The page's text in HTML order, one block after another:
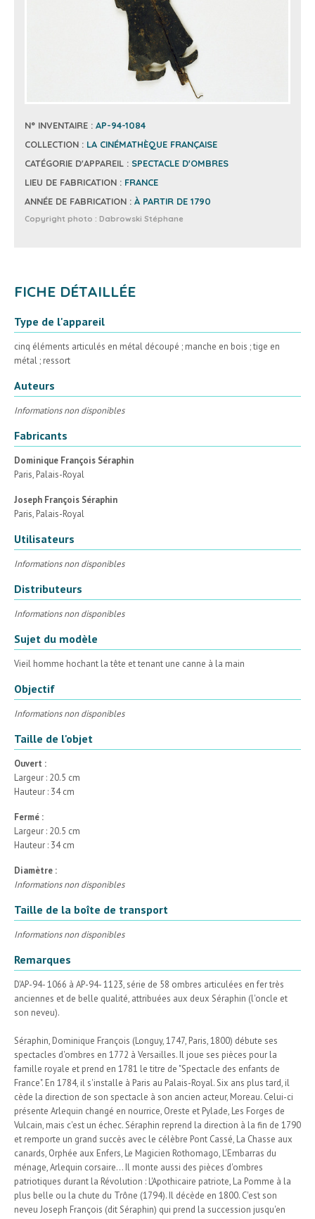
N° INVENTAIRE : AP-94-1084
COLLECTION : LA CINÉMATHÈQUE FRANÇAISE
CATÉGORIE D'APPAREIL : SPECTACLE D'OMBRES
LIEU DE FABRICATION : FRANCE
ANNÉE DE FABRICATION : À PARTIR DE 1790
Copyright photo : Dabrowski Stéphane
FICHE DÉTAILLÉE
Type de l'appareil
cinq éléments articulés en métal découpé ; manche en bois ; tige en
métal ; ressort
Auteurs
Informations non disponibles
Fabricants
Dominique François Séraphin
Paris, Palais-Royal
Joseph François Séraphin
Paris, Palais-Royal
Utilisateurs
Informations non disponibles
Distributeurs
Informations non disponibles
Sujet du modèle
Vieil homme hochant la tête et tenant une canne à la main
Objectif
Informations non disponibles
Taille de l'objet
Ouvert :
Largeur : 20.5 cm
Hauteur : 34 cm
Fermé :
Largeur : 20.5 cm
Hauteur : 34 cm
Diamètre :
Informations non disponibles
Taille de la boîte de transport
Informations non disponibles
Remarques
D'AP-94- 1066 à AP-94- 1123, série de 58 ombres articulées en fer très
anciennes et de belle qualité, attribuées aux deux Séraphin (l'oncle et
son neveu).
Séraphin, Dominique François (Longuy, 1747, Paris, 1800) débute ses
spectacles d'ombres en 1772 à Versailles. Il joue ses pièces pour la
famille royale et prend en 1781 le titre de "Spectacle des enfants de
France". En 1784, il s'installe à Paris au Palais-Royal. Six ans plus tard, il
cède la direction de son spectacle à son ancien acteur, Moreau. Celui-ci
présente Arlequin changé en nourrice, Oreste et Pylade, Les Forges de
Vulcain, mais c'est un échec. Séraphin reprend la direction à la fin de 1790
et remporte un grand succès avec le célèbre Pont Cassé, La Chasse aux
canards, Orphée aux Enfers, Le Magicien Rothomago, L'Embarras du
ménage, Arlequin corsaire... Il monte aussi des pièces d'ombres
patriotiques durant la Révolution : L'Apothicaire patriote, La Pomme à la
plus belle ou la chute du Trône (1794). Il décède en 1800. C'est son
neveu Joseph François (dit Séraphin) qui prend la succession jusqu'en